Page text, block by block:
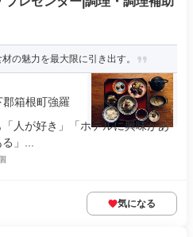
の魅力を最大限に引き出す。
箱根町強羅
人が好き」「ホテルに興味があ
」...
気になる